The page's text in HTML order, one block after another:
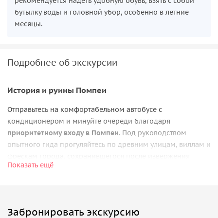
бутылку воды и головной убор, особенно в летние
месяцы.
Подробнее об экскурсии
История и руины Помпеи
Отправьтесь на комфортабельном автобусе с
кондиционером и минуйте очереди благодаря
приоритетному входу в Помпеи. Под руководством
опытного гида прогуляйтесь по древним улицам, виллам и
Везувия.
После обеда насладитесь живописной прогулкой по
Показать ещё
Забронировать экскурсию